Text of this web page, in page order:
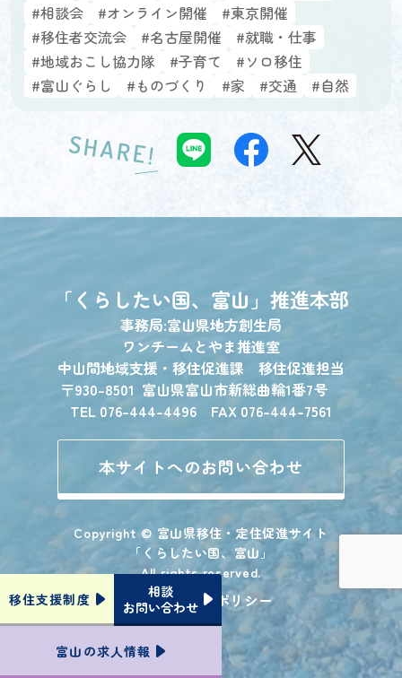
#相談会
#オンライン開催
#東京開催
#移住者交流会
#名古屋開催
#就職・仕事
#地域おこし協力隊
#子育て
#ソロ移住
#富山ぐらし
#ものづくり #家 #交通 #自然
SHARE!
移住支援制度
相談
お問い合わせ
富山の求人情報
「くらしたい国、富山」 推進本部
事務局:富山県地方創生局
ワンチームとやま推進室
中山間地域支援・移住促進課 移住促進担当
〒930-8501 富山県富山市新総曲輪1番7号
TEL 076-444-4496 FAX 076-444-7561
本サイトへのお問い合わせ
Copyright © 富山県移住・定住促進サイト
「くらしたい国、富山」
All rights reserved.
プライバシーポリシー